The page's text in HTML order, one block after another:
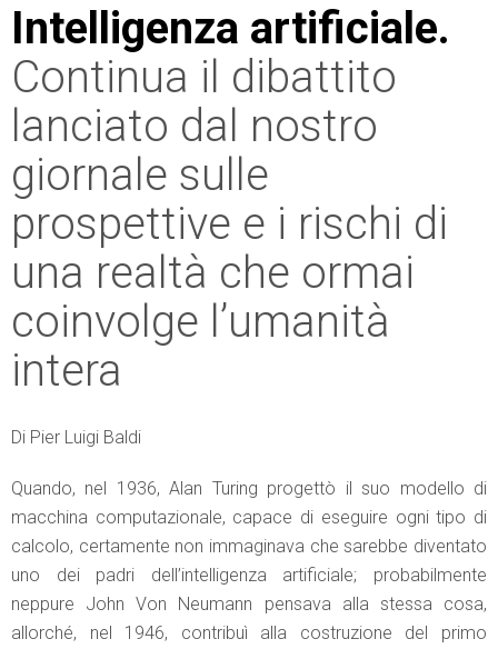
Intelligenza artificiale.
Continua il dibattito
lanciato dal nostro
giornale sulle
prospettive e i rischi di
una realtà che ormai
coinvolge l’umanità
intera
Di Pier Luigi Baldi
Quando, nel 1936, Alan Turing progettò il suo modello di
macchina computazionale, capace di eseguire ogni tipo di
calcolo, certamente non immaginava che sarebbe diventato
uno dei padri dell’intelligenza artificiale; probabilmente
neppure John Von Neumann pensava alla stessa cosa,
allorché, nel 1946, contribuì alla costruzione del primo